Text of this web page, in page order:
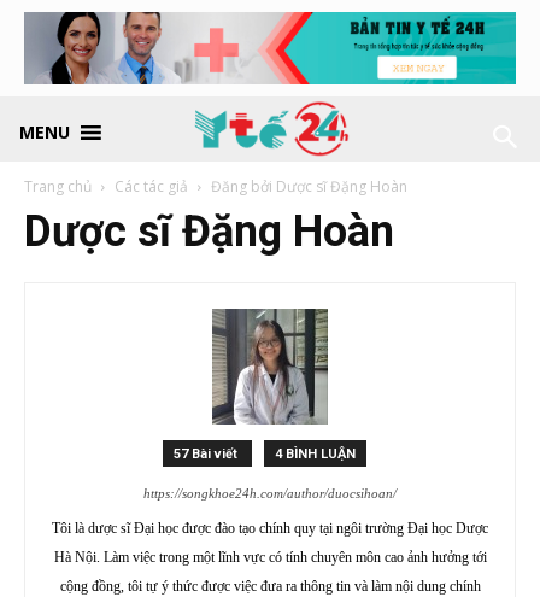
MENU
Trang chủ Các tác giả Đăng bởi Dược sĩ Đặng Hoàn
Dược sĩ Đặng Hoàn
57 Bài viết 4 BÌNH LUẬN
https://songkhoe24h.com/author/duocsihoan/
Tôi là dược sĩ Đại học được đào tạo chính quy tại ngôi trường Đại học Dược
Hà Nội. Làm việc trong một lĩnh vực có tính chuyên môn cao ảnh hưởng tới
cộng đồng, tôi tự ý thức được việc đưa ra thông tin và làm nội dung chính